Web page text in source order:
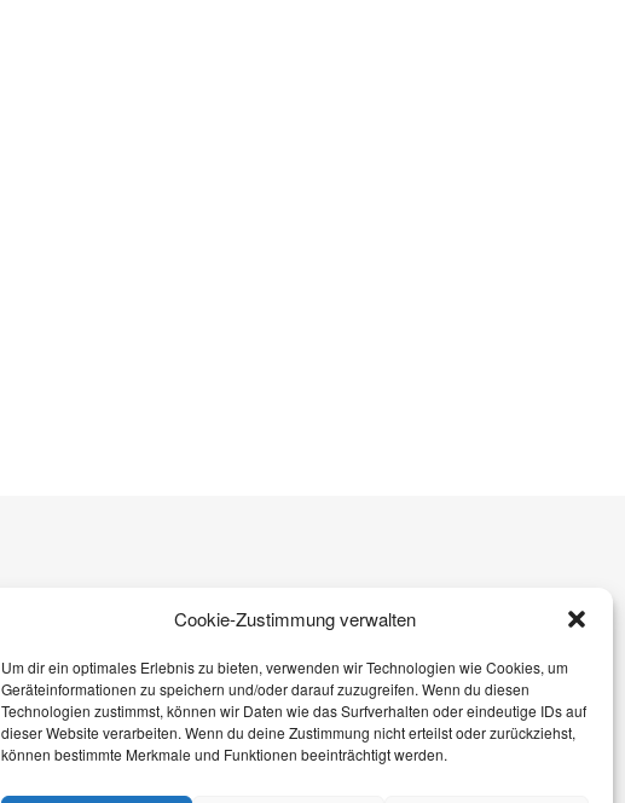
Cookie-Zustimmung verwalten
Um dir ein optimales Erlebnis zu bieten, verwenden wir Technologien wie Cookies, um
Geräteinformationen zu speichern und/oder darauf zuzugreifen. Wenn du diesen
Technologien zustimmst, können wir Daten wie das Surfverhalten oder eindeutige IDs auf
dieser Website verarbeiten. Wenn du deine Zustimmung nicht erteilst oder zurückziehst,
können bestimmte Merkmale und Funktionen beeinträchtigt werden.
© sophieschoices.at